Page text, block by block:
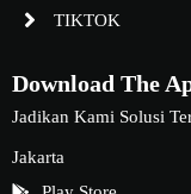
TIKTOK
Download The
Jadikan Kami Solusi
Jakarta